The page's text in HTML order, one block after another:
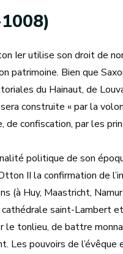
Ier utilise son droit de
patrimoine. Bien que
du Hainaut, de
construite « par la
de confiscation, par les
politique de son
II la confirmation de
(à Huy, Maastricht,
saint-Lambert
le tonlieu, de battre
Les pouvoirs de